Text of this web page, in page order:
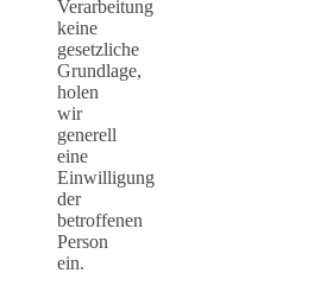
Verarbeitung
keine
gesetzliche
Grundlage,
holen
wir
generell
eine
Einwilligung
der
betroffenen
Person
ein.